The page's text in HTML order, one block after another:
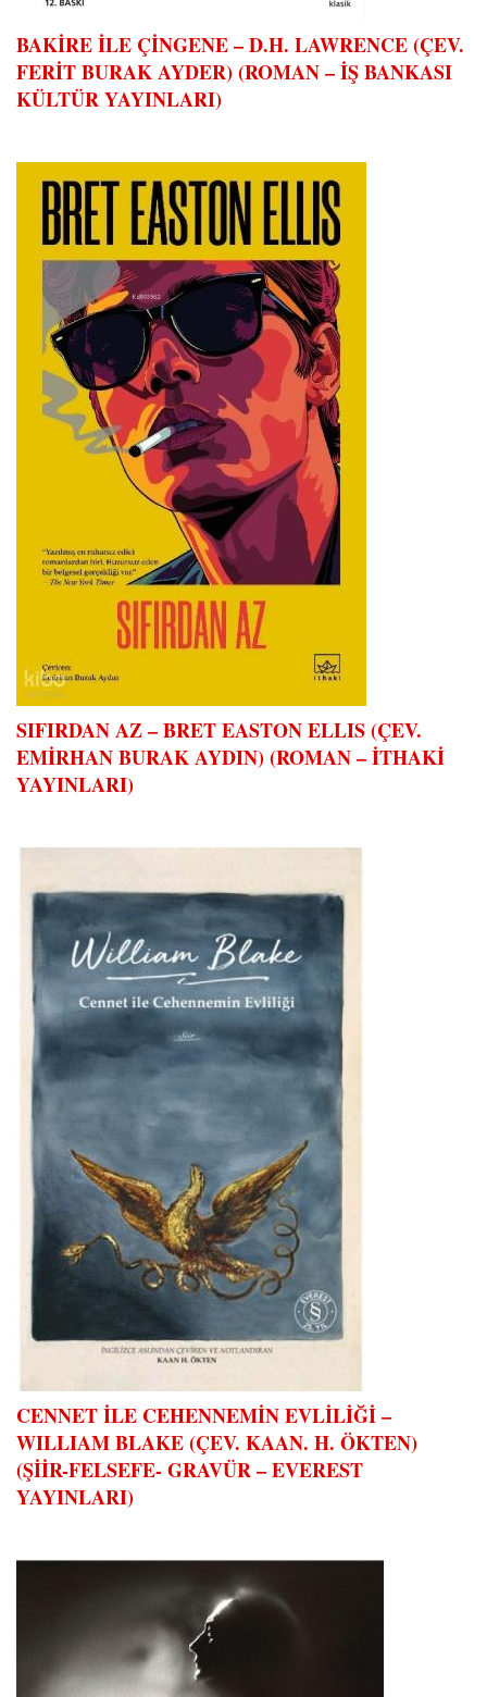
BAKİRE İLE ÇİNGENE – D.H. LAWRENCE (ÇEV.
FERİT BURAK AYDER) (ROMAN – İŞ BANKASI
KÜLTÜR YAYINLARI)
SIFIRDAN AZ – BRET EASTON ELLIS (ÇEV.
EMİRHAN BURAK AYDIN) (ROMAN – İTHAKİ
YAYINLARI)
CENNET İLE CEHENNEMİN EVLİLİĞİ –
WILLIAM BLAKE (ÇEV. KAAN. H. ÖKTEN)
(ŞİİR-FELSEFE- GRAVÜR – EVEREST
YAYINLARI)